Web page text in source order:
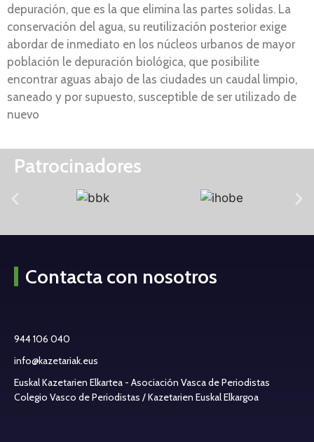
depuración, que es la que elimina las partes solidas. La
conservación del agua, su reutilización posterior exige
abordar de inmediato en los núcleos urbanos de mayor
población le depuración biológica, que posibilite
encontrar aguas abajo de las ciudades un caudal limpio,
saneado y por supuesto, susceptible de ser utilizado de
nuevo
Patrocinadores
Contacta con nosotros
944 106 040
info@kazetariak.eus
Euskal Kazetarien Elkartea - Asociación Vasca de Periodistas
Colegio Vasco de Periodistas / Kazetarien Euskal Elkargoa